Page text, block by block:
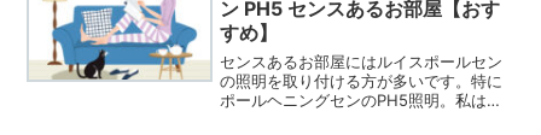
ン PH5 センスあるお部屋【おす
すめ】
センスあるお部屋にはルイスポールセン
の照明を取り付ける方が多いです。特に
ポールヘニングセンのPH5照明。私は建